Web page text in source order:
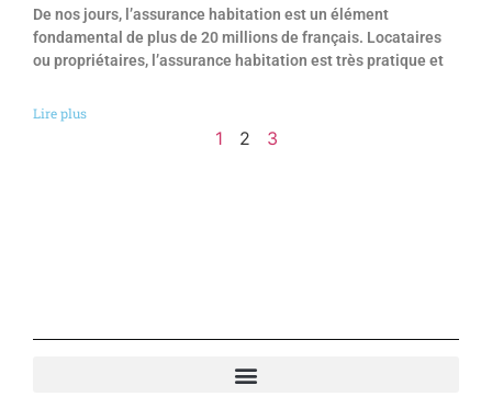
De nos jours, l’assurance habitation est un élément
fondamental de plus de 20 millions de français. Locataires
ou propriétaires, l’assurance habitation est très pratique et
Lire plus
1 2 3